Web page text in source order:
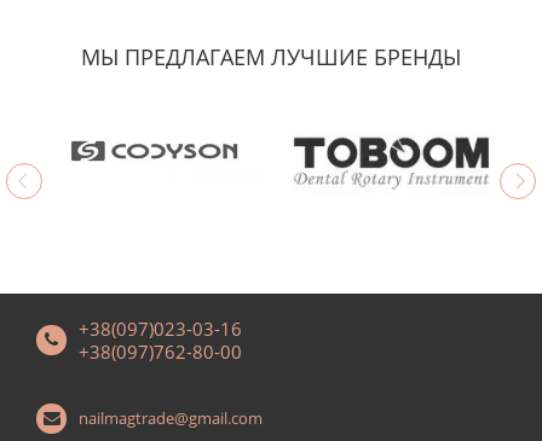
МЫ ПРЕДЛАГАЕМ ЛУЧШИЕ БРЕНДЫ
+38(097)023-03-16
+38(097)762-80-00
nailmagtrade@gmail.com